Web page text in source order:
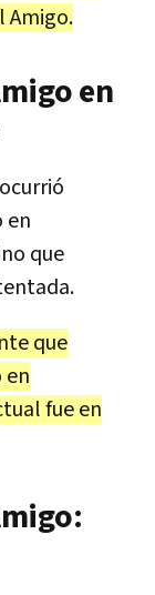
Amigo.
en
en
que
que
en
fue en